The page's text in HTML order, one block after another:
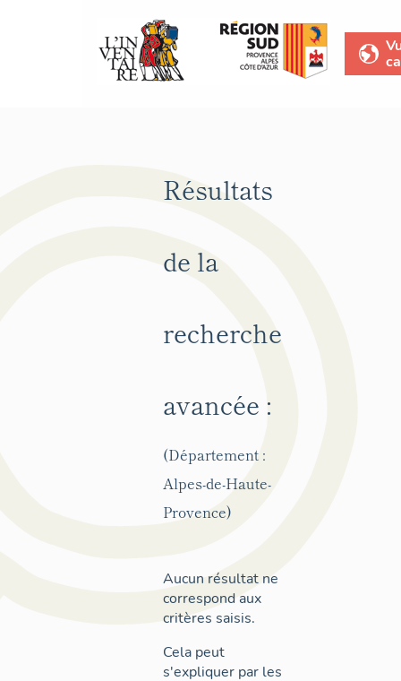
Résultats
de la
recherche
avancée :
(Département :
Alpes-de-Haute-
Provence)
Aucun résultat ne
correspond aux
critères saisis.
Cela peut
s'expliquer par les